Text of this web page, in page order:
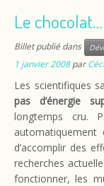
Le
Billet publié dans
1 janvier 2008 par
Les scientifiques
pas d’énergie
longtemps cru.
d’accomplir des
recherches
fonctionner, les